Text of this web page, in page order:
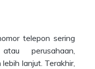
telepon sering
perusahaan,
lanjut. Terakhir,